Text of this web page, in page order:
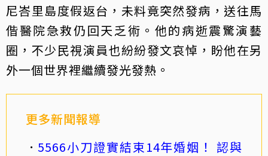
尼峇里島度假返台，未料竟突然發病，送往馬
偕醫院急救仍回天乏術。他的病逝震驚演藝
圈，不少民視演員也紛紛發文哀悼，盼他在另
外一個世界裡繼續發光發熱。
更多新聞報導
5566小刀證實結束14年婚姻！ 認與